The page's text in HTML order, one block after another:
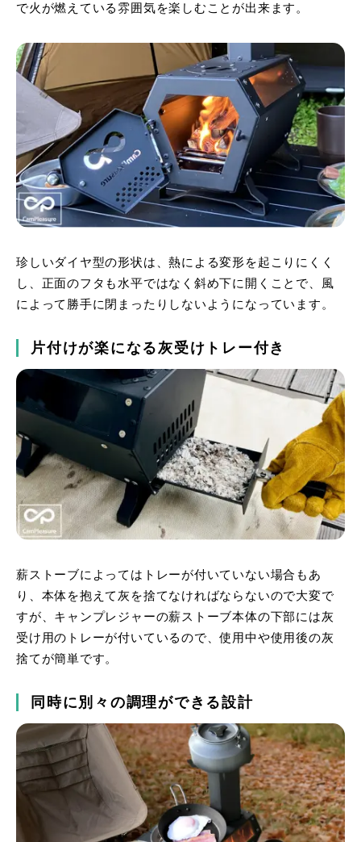
で火が燃えている雰囲気を楽しむことが出来ます。
珍しいダイヤ型の形状は、熱による変形を起こりにくく
し、正面のフタも水平ではなく斜め下に開くことで、風
によって勝手に閉まったりしないようになっています。
片付けが楽になる灰受けトレー付き
薪ストーブによってはトレーが付いていない場合もあ
り、本体を抱えて灰を捨てなければならないので大変で
すが、キャンプレジャーの薪ストーブ本体の下部には灰
受け用のトレーが付いているので、使用中や使用後の灰
捨てが簡単です。
同時に別々の調理ができる設計